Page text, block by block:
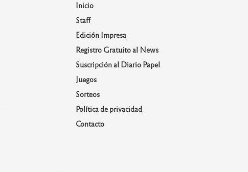
Inicio
Staff
Edición Impresa
Registro Gratuito al News
Suscripción al Diario Papel
Juegos
Sorteos
Política de privacidad
Contacto